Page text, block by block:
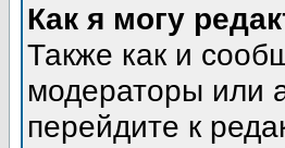
Как я могу
Также как и
модераторы или
перейдите к